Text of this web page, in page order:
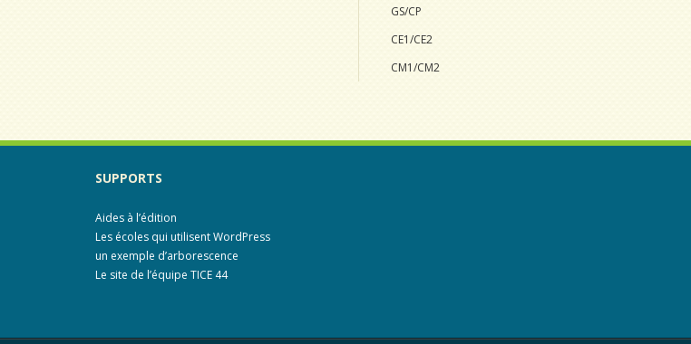
GS/CP
CE1/CE2
CM1/CM2
SUPPORTS
Aides à l’édition
Les écoles qui utilisent WordPress
un exemple d’arborescence
Le site de l’équipe TICE 44